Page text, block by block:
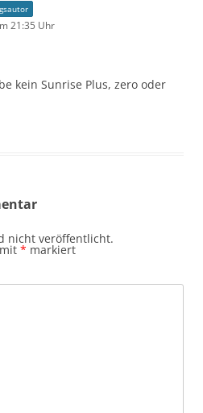
21:35 Uhr
kein Sunrise Plus, zero oder
nicht veröffentlicht.
* markiert